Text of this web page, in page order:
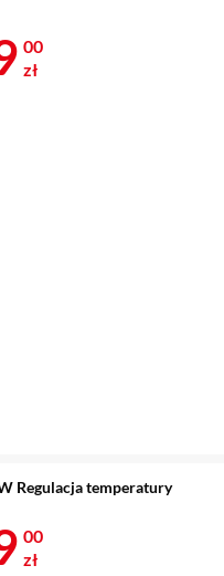
449 zł
00
zł
Regulacja temperatury
779 zł
00
zł